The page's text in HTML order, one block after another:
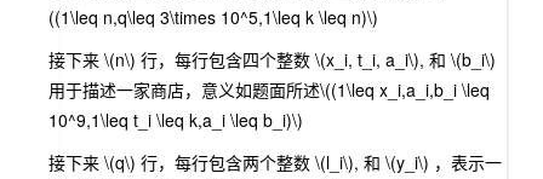
((1\leq n,q\leq 3\times 10^5,1\leq k \leq n)\)
接下来 \(n\) 行，每行包含四个整数 \(x_i, t_i, a_i\), 和 \(b_i\)
用于描述一家商店，意义如题面所述\((1\leq x_i,a_i,b_i \leq
10^9,1\leq t_i \leq k,a_i \leq b_i)\)
接下来 \(q\) 行，每行包含两个整数 \(l_i\), 和 \(y_i\) ，表示一